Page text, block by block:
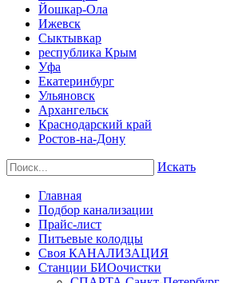
Йошкар-Ола
Ижевск
Сыктывкар
республика Крым
Уфа
Екатеринбург
Ульяновск
Архангельск
Краснодарский край
Ростов-на-Дону
Искать
Главная
Подбор канализации
Прайс-лист
Питьевые колодцы
Своя КАНАЛИЗАЦИЯ
Станции БИОочистки